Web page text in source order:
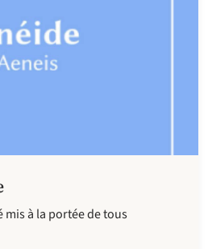
mis à la portée de tous